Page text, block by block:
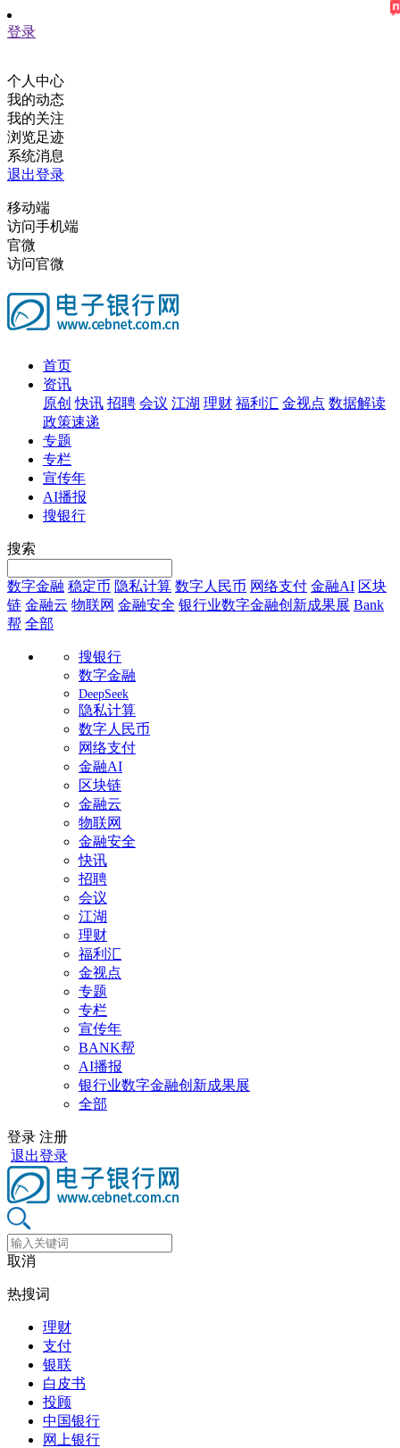
登录
个人中心
我的动态
我的关注
浏览足迹
系统消息
退出登录
移动端
访问手机端
官微
访问官微
首页
资讯
原创 快讯 招聘 会议 江湖 理财 福利汇 金视点 数据解读
政策速递
专题
专栏
宣传年
AI播报
搜银行
搜索
数字金融 稳定币 隐私计算 数字人民币 网络支付 金融AI 区块
链 金融云 物联网 金融安全 银行业数字金融创新成果展 Bank
帮 全部
搜银行
数字金融
DeepSeek
隐私计算
数字人民币
网络支付
金融AI
区块链
金融云
物联网
金融安全
快讯
招聘
会议
江湖
理财
福利汇
金视点
专题
专栏
宣传年
BANK帮
AI播报
银行业数字金融创新成果展
全部
登录 注册
退出登录
取消
热搜词
理财
支付
银联
白皮书
投顾
中国银行
网上银行